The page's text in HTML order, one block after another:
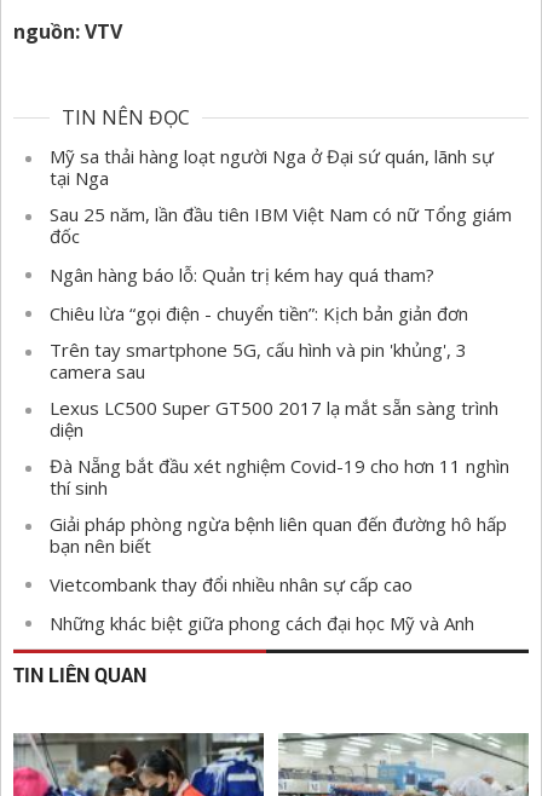
nguồn: VTV
TIN NÊN ĐỌC
Mỹ sa thải hàng loạt người Nga ở Đại sứ quán, lãnh sự
tại Nga
Sau 25 năm, lần đầu tiên IBM Việt Nam có nữ Tổng giám
đốc
Ngân hàng báo lỗ: Quản trị kém hay quá tham?
Chiêu lừa “gọi điện - chuyển tiền”: Kịch bản giản đơn
Trên tay smartphone 5G, cấu hình và pin 'khủng', 3
camera sau
Lexus LC500 Super GT500 2017 lạ mắt sẵn sàng trình
diện
Đà Nẵng bắt đầu xét nghiệm Covid-19 cho hơn 11 nghìn
thí sinh
Giải pháp phòng ngừa bệnh liên quan đến đường hô hấp
bạn nên biết
Vietcombank thay đổi nhiều nhân sự cấp cao
Những khác biệt giữa phong cách đại học Mỹ và Anh
TIN LIÊN QUAN